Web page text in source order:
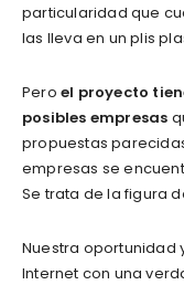
particularidad que
las lleva en un plis
Pero el proyecto
posibles empresas
propuestas
empresas se
Se trata de la figura
Nuestra oportunidad
Internet con una